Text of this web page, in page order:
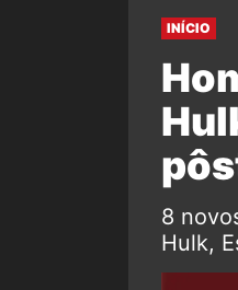
INÍCIO
8
Hulk,